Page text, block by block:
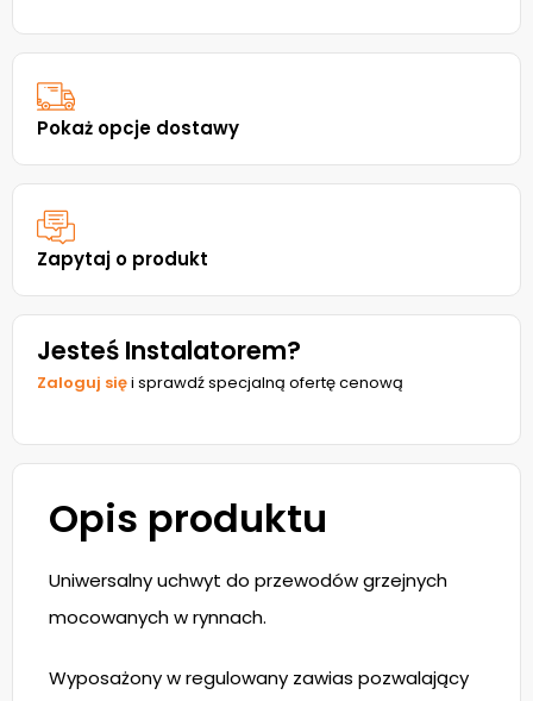
Pokaż opcje dostawy
Zapytaj o produkt
Jesteś Instalatorem?
Zaloguj sięi sprawdź specjalną ofertę cenową
Opis produktu
Uniwersalny uchwyt do przewodów grzejnych
mocowanych w rynnach.
Wyposażony w regulowany zawias pozwalający